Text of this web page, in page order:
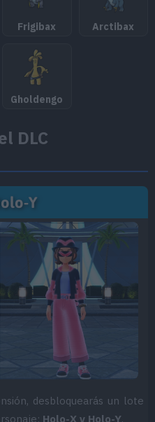
Frigibax Arctibax
Gholdengo
DLC
Y
desbloquearás un lote
Holo-X y Holo-Y.